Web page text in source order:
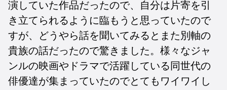
演していた作品だったので、自分は片寄を引
き立てられるように臨もうと思っていたので
すが、どうやら話を聞いてみるとまた別軸の
貴族の話だったので驚きました。様々なジャ
ンルの映画やドラマで活躍している同世代の
俳優達が集まっていたのでとてもワイワイし